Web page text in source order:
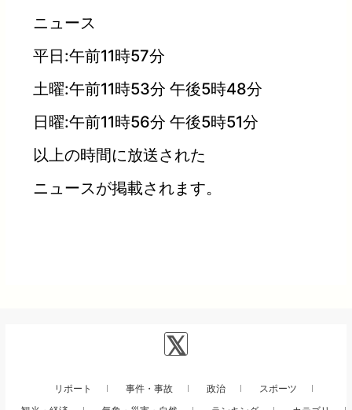
ニュース
平日:午前11時57分
土曜:午前11時53分 午後5時48分
日曜:午前11時56分 午後5時51分
以上の時間に放送された
ニュースが掲載されます。
リポート 事件・事故 政治
スポーツ